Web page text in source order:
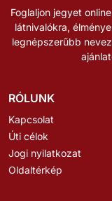
Foglaljon jegyet
látnivalókra,
legnépszerűbb
RÓLUNK
Kapcsolat
Úti célok
Jogi nyilatkozat
Oldaltérkép